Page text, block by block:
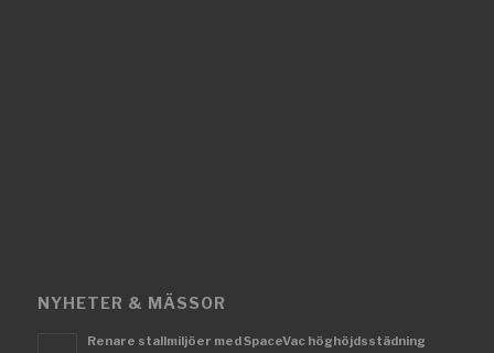
NYHETER & MÄSSOR
Renare stallmiljöer med SpaceVac höghöjdsstädning